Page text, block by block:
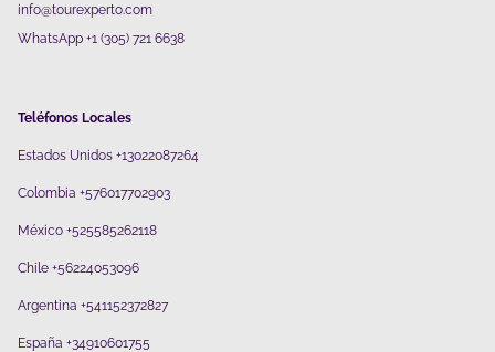
info@tourexperto.com
WhatsApp +1 (305) 721 6638
Teléfonos Locales
Estados Unidos +13022087264
Colombia +576017702903
México +525585262118
Chile +56224053096
Argentina +541152372827
España +34910601755